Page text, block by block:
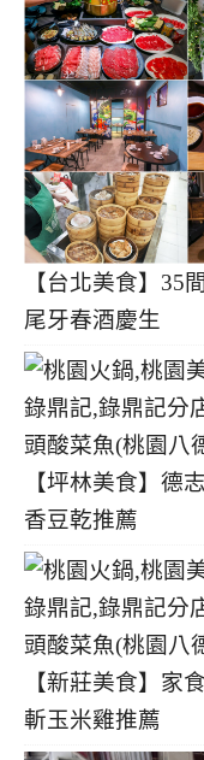
【台北美食】35
尾牙春酒慶生
【坪林美食】德
香豆乾推薦
【新莊美食】家
斬玉米雞推薦